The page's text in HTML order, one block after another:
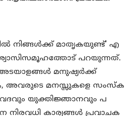
നിങ്ങള്‍ക്ക് മാതൃകയുണ്ട്’ എ
പറയുന്നത്.
മനുഷ്യര്‍ക്ക്
അവരുടെ മനസ്സുകളെ സംസ്‌ക
യുക്തിജ്ഞാനവും പ
നിരവധി കാര്യങ്ങള്‍ പ്രവാചക